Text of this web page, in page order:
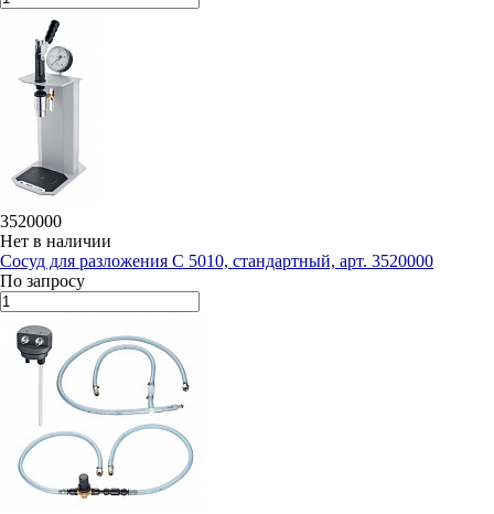
3520000
Нет в наличии
Сосуд для разложения C 5010, стандартный, арт. 3520000
По запросу